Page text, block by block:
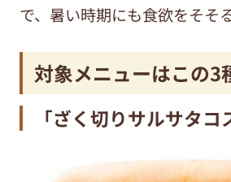
で、暑い時期にも食欲をそそ
対象メニューはこの3
「ざく切りサルサタコ